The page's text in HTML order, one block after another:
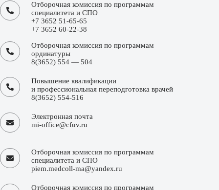
Отборочная комиссия по программам
специалитета и СПО
+7 3652 51-65-65
+7 3652 60-22-38
Отборочная комиссия по программам
ординатуры
8(3652) 554 — 504
Повышение квалификации
и профессиональная переподготовка врачей
8(3652) 554-516
Электронная почта
mi-office@cfuv.ru
Отборочная комиссия по программам
специалитета и СПО
piem.medcoll-ma@yandex.ru
Отборочная комиссия по программам